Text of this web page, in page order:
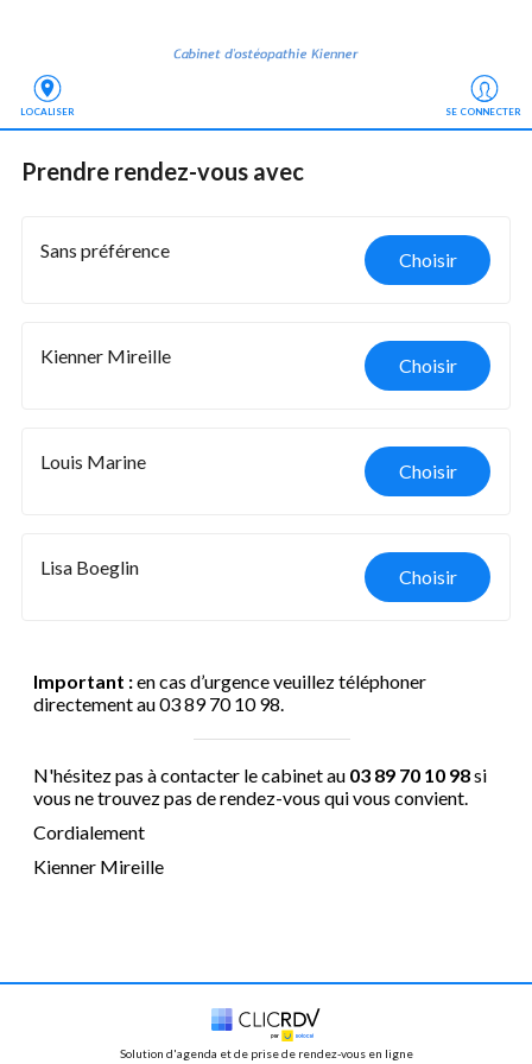
LOCALISER SE CONNECTER
Prendre rendez-vous avec
Choisir
Sans préférence
Choisir
Kienner Mireille
Choisir
Louis Marine
Choisir
Lisa Boeglin
Important :en cas d’urgence veuillez téléphoner
directement au 03 89 70 10 98.
N'hésitez pas à contacter le cabinet au 03 89 70 10 98si
vous ne trouvez pas de rendez-vous qui vous convient.
Cordialement
Kienner Mireille
Solution d'agenda et de prise de rendez-vous en ligne